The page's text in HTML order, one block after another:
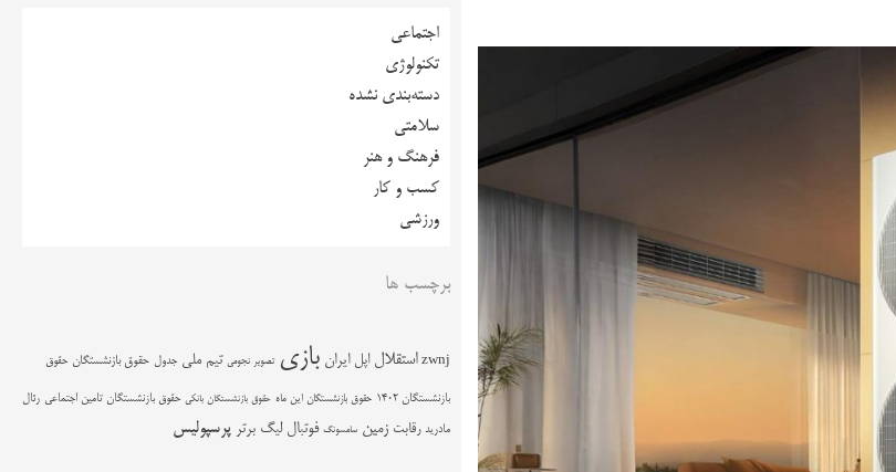
اجتماعی
تکنولوژی
دسته‌بندی نشده
سلامتی
فرهنگ و هنر
کسب و کار
ورزشی
برچسب ها
zwnj استقلال اپل ایران بازی تصویر نجومی تیم ملی جدول حقوق بازنشستگان حقوق
بازنشستگان 1402 حقوق بازنشستگان این ماه حقوق بازنشستگان بانکی حقوق بازنشستگان تامین اجتماعی رئال
مادرید رقابت زمین سامسونگ فوتبال لیگ برتر پرسپولیس